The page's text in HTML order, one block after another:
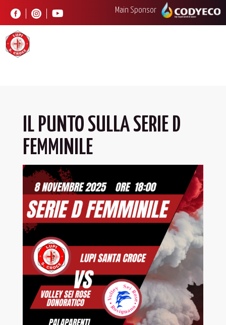
   Main Sponsor
IL PUNTO SULLA SERIE D
FEMMINILE